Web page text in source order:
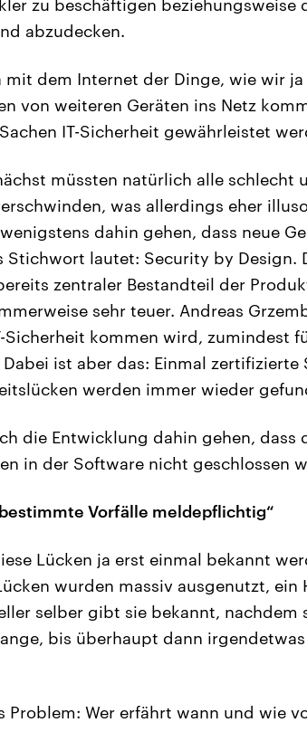
zu beschäftigen beziehungsweise
abzudecken.
mit dem Internet der Dinge, wie wir
von weiteren Geräten ins Netz
IT-Sicherheit gewährleistet
müssten natürlich alle schlecht
was allerdings eher
dahin gehen, dass neue
Stichwort lautet: Security by Design.
zentraler Bestandteil der
sehr teuer. Andreas
Sicherheit kommen wird, zumindest
ist aber das: Einmal
werden immer wieder
die Entwicklung dahin gehen, dass
in der Software nicht geschlossen
Vorfälle meldepflichtig“
Lücken ja erst einmal bekannt
wurden massiv ausgenutzt,
selber gibt sie bekannt, nachdem
bis überhaupt dann
Problem: Wer erfährt wann und wie